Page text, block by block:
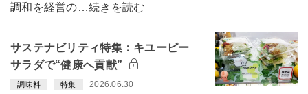
調和を経営の…続きを読む
サステナビリティ特集：キユーピー
サラダで“健康へ貢献”
調味料 特集 2026.06.30